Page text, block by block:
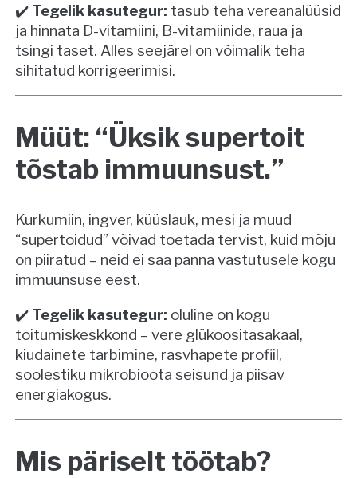
✔️ Tegelik kasutegur: tasub teha vereanalüüsid
ja hinnata D-vitamiini, B-vitamiinide, raua ja
tsingi taset. Alles seejärel on võimalik teha
sihitatud korrigeerimisi.
Müüt: “Üksik supertoit
tõstab immuunsust.”
Kurkumiin, ingver, küüslauk, mesi ja muud
“supertoidud” võivad toetada tervist, kuid mõju
on piiratud – neid ei saa panna vastutusele kogu
immuunsuse eest.
✔️ Tegelik kasutegur: oluline on kogu
toitumiskeskkond – vere glükoositasakaal,
kiudainete tarbimine, rasvhapete profiil,
soolestiku mikrobioota seisund ja piisav
energiakogus.
Mis päriselt töötab?